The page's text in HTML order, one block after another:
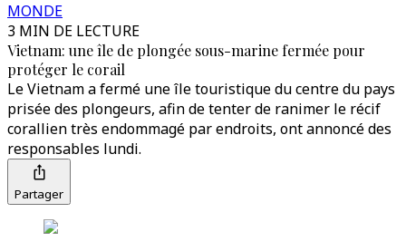
MONDE
3 MIN DE LECTURE
Vietnam: une île de plongée sous-marine fermée pour
protéger le corail
Le Vietnam a fermé une île touristique du centre du pays
prisée des plongeurs, afin de tenter de ranimer le récif
corallien très endommagé par endroits, ont annoncé des
responsables lundi.
Partager